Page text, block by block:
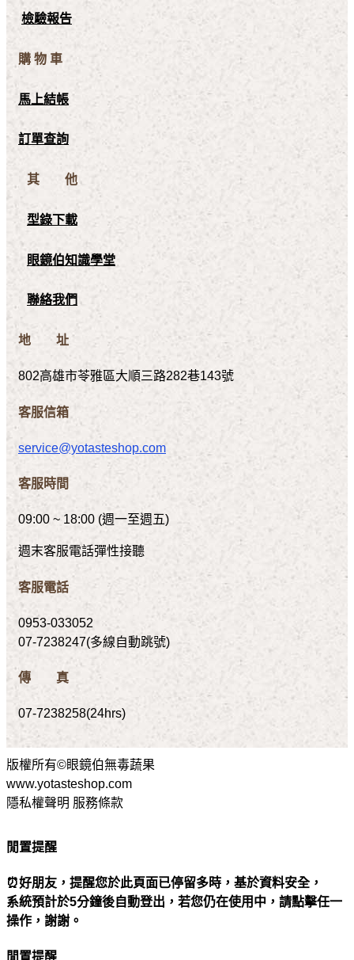
檢驗報告
購 物 車
馬上結帳
訂單查詢
其 他
型錄下載
眼鏡伯知識學堂
聯絡我們
地 址
802高雄市苓雅區大順三路282巷143號
客服信箱
service@yotasteshop.com
客服時間
09:00 ~ 18:00 (週一至週五)
週末客服電話彈性接聽
客服電話
0953-033052
07-7238247(多線自動跳號)
傳 真
07-7238258(24hrs)
版權所有©眼鏡伯無毒蔬果
www.yotasteshop.com
隱私權聲明 服務條款
閒置提醒
⏰好朋友，提醒您於此頁面已停留多時，基於資料安全，
系統預計於5分鐘後自動登出，若您仍在使用中，請點擊任一
操作，謝謝。
閒置提醒